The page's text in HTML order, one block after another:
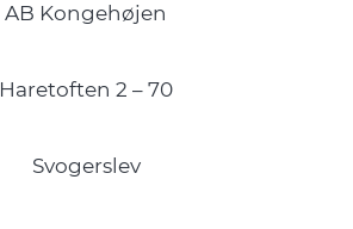
AB Kongehøjen
Haretoften 2 – 70
Svogerslev